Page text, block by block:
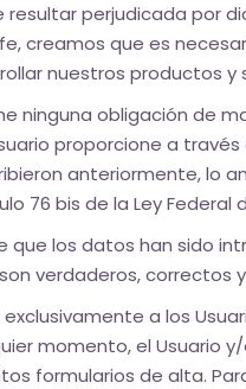
perjudicada por
creamos que es
nuestros productos y
ninguna obligación
proporcione a
anteriormente, lo
76 bis de la Ley Federal
que los datos han
verdaderos, correctos
a los
momento, el
formularios de alta.